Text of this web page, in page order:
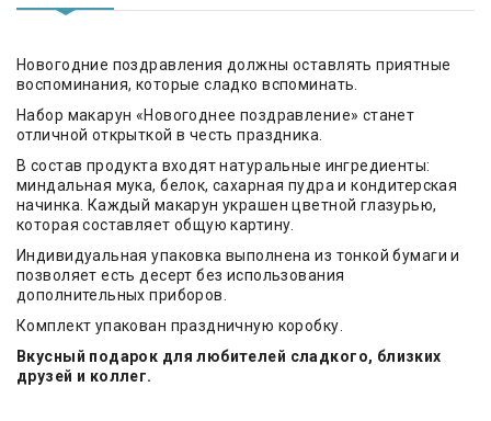
Новогодние поздравления должны оставлять приятные
воспоминания, которые сладко вспоминать.
Набор макарун «Новогоднее поздравление» станет
отличной открыткой в честь праздника.
В состав продукта входят натуральные ингредиенты:
миндальная мука, белок, сахарная пудра и кондитерская
начинка. Каждый макарун украшен цветной глазурью,
которая составляет общую картину.
Индивидуальная упаковка выполнена из тонкой бумаги и
позволяет есть десерт без использования
дополнительных приборов.
Комплект упакован праздничную коробку.
Вкусный подарок для любителей сладкого, близких
друзей и коллег.